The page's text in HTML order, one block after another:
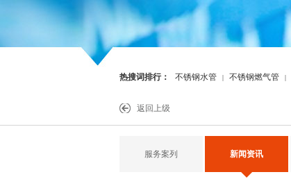
热搜词排行： 不锈钢水管 | 不锈钢燃气管 |
返回上级
服务案列 新闻资讯